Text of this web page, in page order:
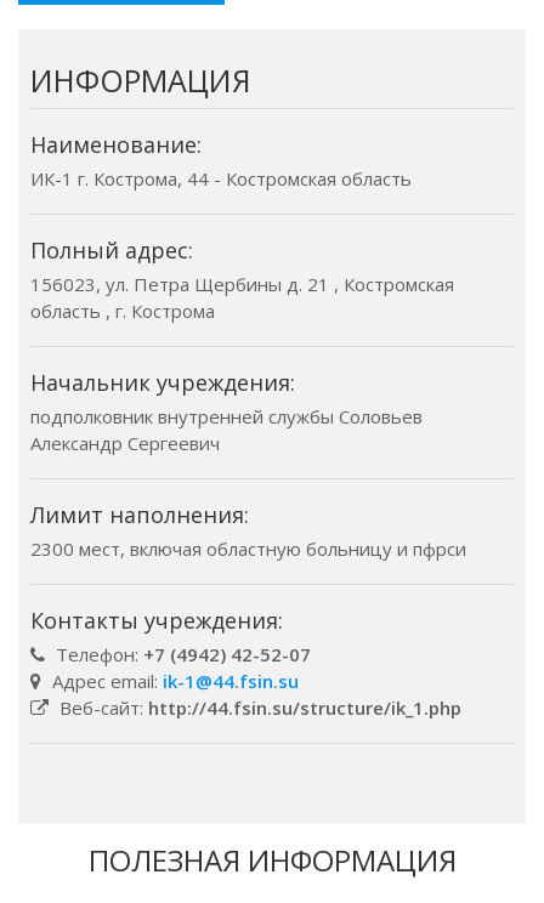
ИНФОРМАЦИЯ
Наименование:
ИК-1 г. Кострома, 44 - Костромская область
Полный адрес:
156023, ул. Петра Щербины д. 21 , Костромская
область , г. Кострома
Начальник учреждения:
подполковник внутренней службы Соловьев
Александр Сергеевич
Лимит наполнения:
2300 мест, включая областную больницу и пфрси
Контакты учреждения:
Телефон: +7 (4942) 42-52-07
Адрес email: ik-1@44.fsin.su
Веб-сайт: http://44.fsin.su/structure/ik_1.php
ПОЛЕЗНАЯ ИНФОРМАЦИЯ